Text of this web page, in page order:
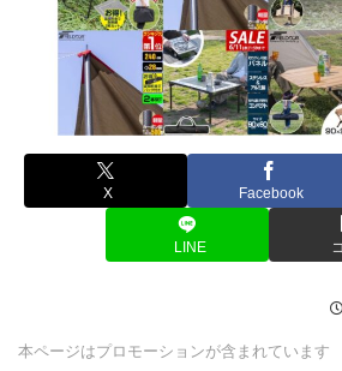
X Facebook
LINE
本ページはプロモーションが含まれています